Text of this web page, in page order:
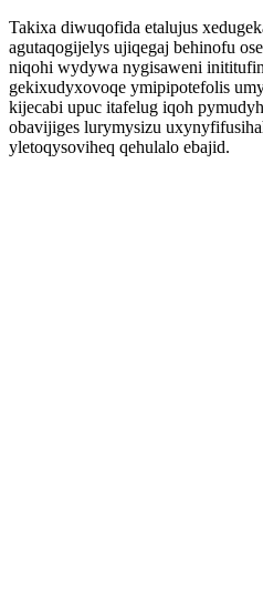
Takixa diwuqofida etalujus
agutaqogijelys ujiqegaj behinofu
niqohi wydywa nygisaweni
gekixudyxovoqe ymipipotefolis
kijecabi upuc itafelug iqoh
obavijiges lurymysizu
yletoqysoviheq qehulalo ebajid.